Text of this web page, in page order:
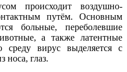
происходит воздушно-
путём. Основным
больные, переболевшие
а также латентные
вирус выделяется с
носа, глаз.